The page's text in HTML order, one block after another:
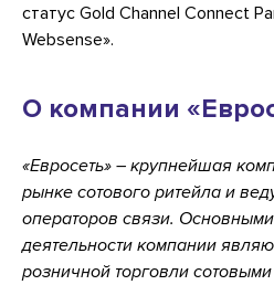
статус Gold Channel Connect
Websense».
О компании
«Евросеть» – крупнейшая
рынке сотового ритейла и
операторов связи.
деятельности компании
розничной торговли